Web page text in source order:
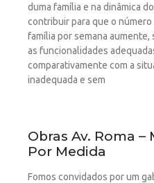
duma família e na dinâmica
contribuir para que o
família por semana
as funcionalidades
comparativamente com a
inadequada e sem
Obras Av. Roma
Por Medida
Fomos convidados por um